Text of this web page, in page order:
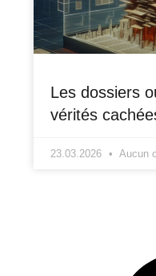
Les dossiers
vérités
23.03.2026 Aucun